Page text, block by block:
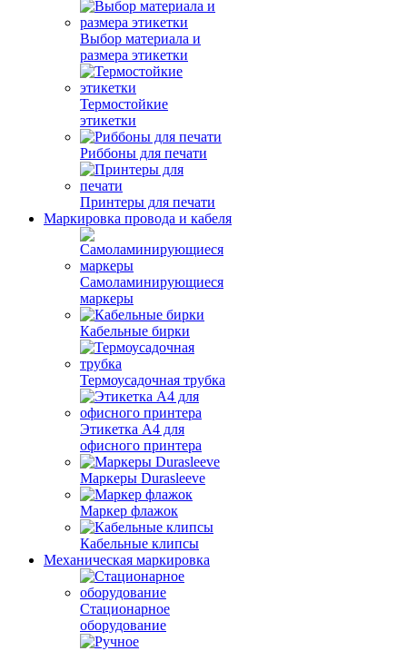
Выбор материала и
размера этикетки
Термостойкие
этикетки
Риббоны для печати
Принтеры для печати
Маркировка провода и кабеля
Самоламинирующиеся
маркеры
Кабельные бирки
Термоусадочная трубка
Этикетка А4 для
офисного принтера
Маркеры Durasleeve
Маркер флажок
Кабельные клипсы
Механическая маркировка
Стационарное
оборудование